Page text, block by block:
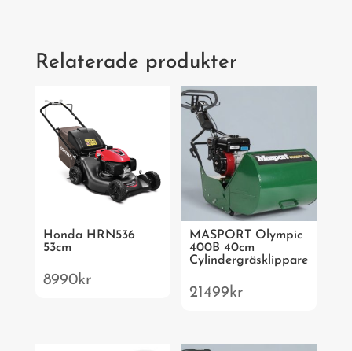
Relaterade produkter
Honda HRN536
53cm
8990kr
MASPORT Olympic
400B 40cm
Cylindergräsklippare
21499kr